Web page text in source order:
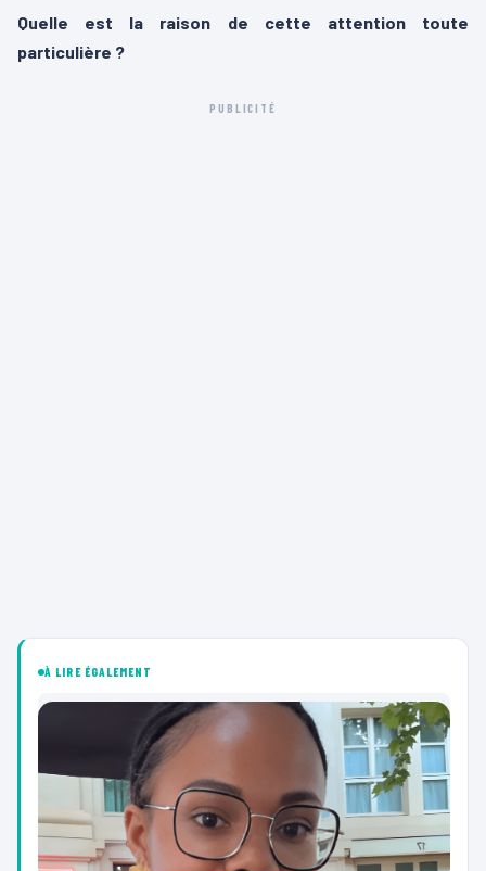
Quelle est la raison de cette attention toute
particulière ?
PUBLICITÉ
À LIRE ÉGALEMENT